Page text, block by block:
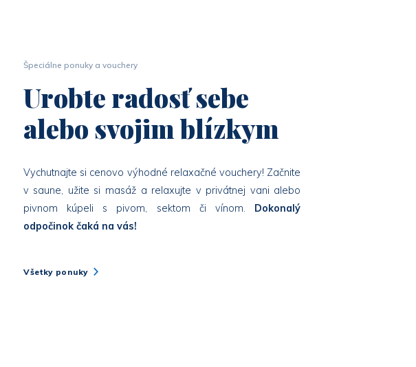
Špeciálne ponuky a vouchery
Urobte radosť sebe
alebo svojim blízkym
Vychutnajte si cenovo výhodné relaxačné vouchery! Začnite
v saune, užite si masáž a relaxujte v privátnej vani alebo
pivnom kúpeli s pivom, sektom či vínom. Dokonalý
odpočinok čaká na vás!
Všetky ponuky